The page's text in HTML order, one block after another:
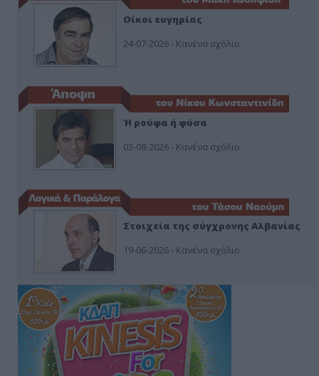
Οίκοι ευγηρίας
24-07-2026 - Κανένα σχόλιο
Ή ρούφα ή φύσα
03-08-2026 - Κανένα σχόλιο
Στοιχεία της σύγχρονης Αλβανίας
19-06-2026 - Κανένα σχόλιο